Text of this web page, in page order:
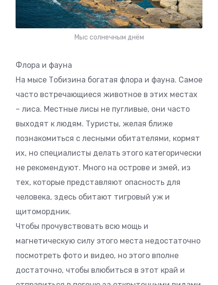
Мыс солнечным днём
Флора и фауна
На мысе Тобизина богатая флора и фауна. Самое
часто встречающиеся животное в этих местах
– лиса. Местные лисы не пугливые, они часто
выходят к людям. Туристы, желая ближе
познакомиться с лесными обитателями, кормят
их, но специалисты делать этого категорически
не рекомендуют. Много на острове и змей, из
тех, которые представляют опасность для
человека, здесь обитают тигровый уж и
щитомордник.
Чтобы прочувствовать всю мощь и
магнетическую силу этого места недостаточно
посмотреть фото и видео, но этого вполне
достаточно, чтобы влюбиться в этот край и